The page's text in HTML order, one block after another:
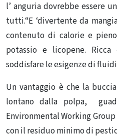
l’ anguria dovrebbe essere
tutti.“E ‘divertente da
contenuto di calorie e
potassio e licopene.
soddisfare le esigenze di
Un vantaggio è che la
lontano dalla polpa,
Environmental Working
con il residuo minimo di